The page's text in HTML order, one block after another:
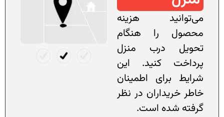
می‌توانید هزینه
محصول را هنگام
تحویل درب منزل
پرداخت کنید. این
شرایط برای اطمینان
خاطر خریداران در نظر
گرفته شده است.